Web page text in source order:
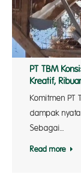
PT TBM
Kreatif,
Komitmen PT
dampak
Sebagai…
Read more